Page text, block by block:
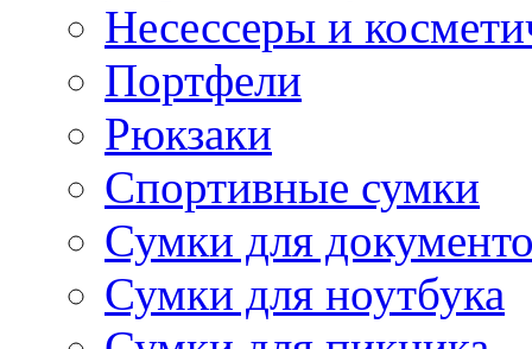
Несессеры и
Портфели
Рюкзаки
Спортивные сумки
Сумки для
Сумки для ноутбука